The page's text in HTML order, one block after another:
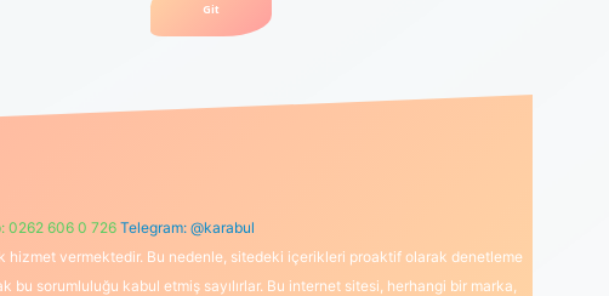
0262 606 0 726 Telegram: @karabul
hizmet vermektedir. Bu nedenle, sitedeki içerikleri proaktif olarak denetleme
sorumluluğu kabul etmiş sayılırlar. Bu internet sitesi, herhangi bir marka,